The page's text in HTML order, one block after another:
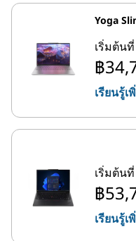
Yoga
เริ่มต้นที่
฿
เรียนรู้เ
เริ่มต้นที่
฿
เรียนรู้เ